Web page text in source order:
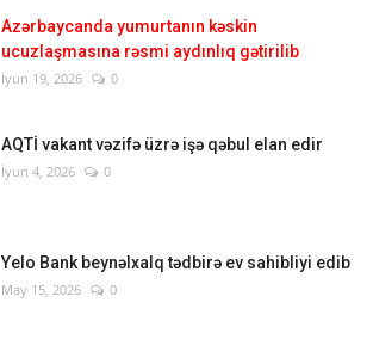
Azərbaycanda yumurtanın kəskin
ucuzlaşmasına rəsmi aydınlıq gətirilib
İyun 19, 2026 0
AQTİ vakant vəzifə üzrə işə qəbul elan edir
İyun 4, 2026 0
Yelo Bank beynəlxalq tədbirə ev sahibliyi edib
May 15, 2026 0